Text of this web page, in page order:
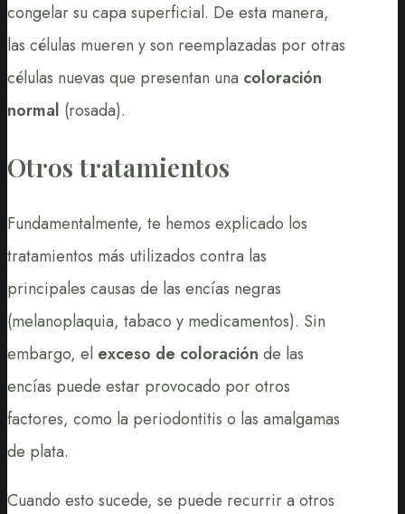
congelar su capa superficial. De esta manera,
las células mueren y son reemplazadas por otras
células nuevas que presentan una coloración
normal (rosada).
Otros tratamientos
Fundamentalmente, te hemos explicado los
tratamientos más utilizados contra las
principales causas de las encías negras
(melanoplaquia, tabaco y medicamentos). Sin
embargo, el exceso de coloración de las
encías puede estar provocado por otros
factores, como la periodontitis o las amalgamas
de plata.
Cuando esto sucede, se puede recurrir a otros